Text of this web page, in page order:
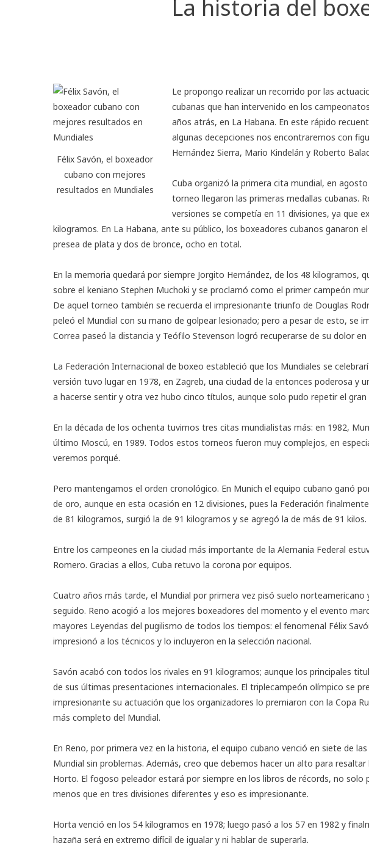
La historia del
Félix Savón, el boxeador
cubano con mejores
resultados en Mundiales
Le propongo realizar un recorrido por las
cubanas que han intervenido en los
años atrás, en La Habana. En este rápido
algunas decepciones nos encontraremos con
Hernández Sierra, Mario Kindelán y Roberto
Cuba organizó la primera cita mundial, en
torneo llegaron las primeras medallas cubanas.
versiones se competía en 11 divisiones, ya que
kilogramos. En La Habana, ante su público, los boxeadores cubanos ganaron
presea de plata y dos de bronce, ocho en total.
En la memoria quedará por siempre Jorgito Hernández, de los 48 kilogramos,
sobre el keniano Stephen Muchoki y se proclamó como el primer campeón
De aquel torneo también se recuerda el impresionante triunfo de Douglas
peleó el Mundial con su mano de golpear lesionado; pero a pesar de esto, se
Correa paseó la distancia y Teófilo Stevenson logró recuperarse de su dolor
La Federación Internacional de boxeo estableció que los Mundiales se
versión tuvo lugar en 1978, en Zagreb, una ciudad de la entonces poderosa y
a hacerse sentir y otra vez hubo cinco títulos, aunque solo pudo repetir el
En la década de los ochenta tuvimos tres citas mundialistas más: en 1982,
último Moscú, en 1989. Todos estos torneos fueron muy complejos, en
veremos porqué.
Pero mantengamos el orden cronológico. En Munich el equipo cubano ganó
de oro, aunque en esta ocasión en 12 divisiones, pues la Federación
de 81 kilogramos, surgió la de 91 kilogramos y se agregó la de más de 91 kilos.
Entre los campeones en la ciudad más importante de la Alemania Federal
Romero. Gracias a ellos, Cuba retuvo la corona por equipos.
Cuatro años más tarde, el Mundial por primera vez pisó suelo
seguido. Reno acogió a los mejores boxeadores del momento y el evento
mayores Leyendas del pugilismo de todos los tiempos: el fenomenal Félix
impresionó a los técnicos y lo incluyeron en la selección nacional.
Savón acabó con todos los rivales en 91 kilogramos; aunque los principales
de sus últimas presentaciones internacionales. El triplecampeón olímpico se
impresionante su actuación que los organizadores lo premiaron con la Copa
más completo del Mundial.
En Reno, por primera vez en la historia, el equipo cubano venció en siete de
Mundial sin problemas. Además, creo que debemos hacer un alto para
Horto. El fogoso peleador estará por siempre en los libros de récords, no
menos que en tres divisiones diferentes y eso es impresionante.
Horta venció en los 54 kilogramos en 1978; luego pasó a los 57 en 1982 y
hazaña será en extremo difícil de igualar y ni hablar de superarla.